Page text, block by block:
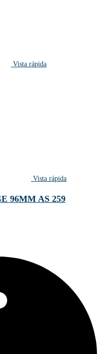
Vista rápida
Vista rápida
96MM AS 259